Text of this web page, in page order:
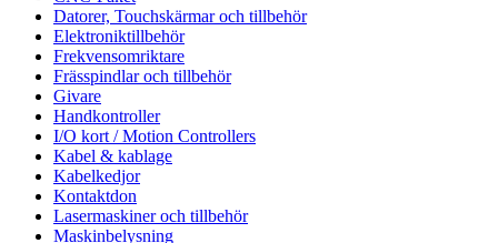
Datorer, Touchskärmar och tillbehör
Elektroniktillbehör
Frekvensomriktare
Frässpindlar och tillbehör
Givare
Handkontroller
I/O kort / Motion Controllers
Kabel & kablage
Kabelkedjor
Kontaktdon
Lasermaskiner och tillbehör
Maskinbelysning